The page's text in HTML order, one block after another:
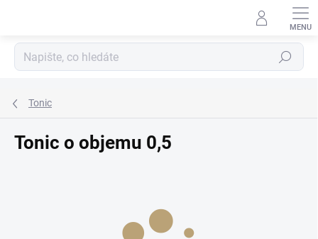
Hledat
Tonic
Tonic o objemu 0,5